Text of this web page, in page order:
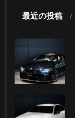
最近の投稿